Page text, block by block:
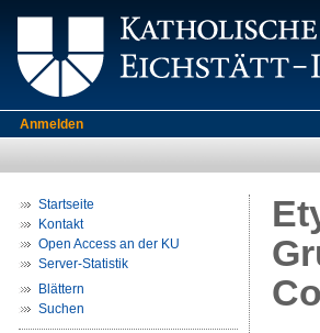
Anmelden
Startseite
Kontakt
Open Access an der KU
Server-Statistik
Blättern
Suchen